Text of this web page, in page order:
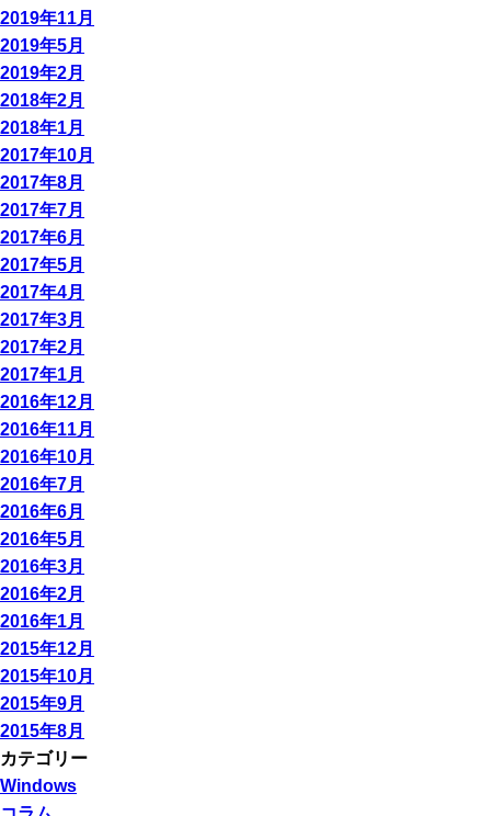
2019年11月
2019年5月
2019年2月
2018年2月
2018年1月
2017年10月
2017年8月
2017年7月
2017年6月
2017年5月
2017年4月
2017年3月
2017年2月
2017年1月
2016年12月
2016年11月
2016年10月
2016年7月
2016年6月
2016年5月
2016年3月
2016年2月
2016年1月
2015年12月
2015年10月
2015年9月
2015年8月
カテゴリー
Windows